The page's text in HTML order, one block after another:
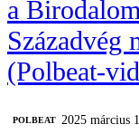
a
Századvég
(Polbeat-
‎POLBEAT
2025 március